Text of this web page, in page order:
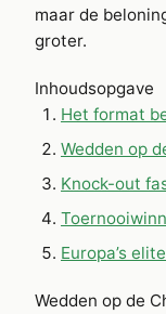
maar de
groter.
Inhoudsopgave
Het format
Wedden op
Knock-out
Europa’s
Wedden op de